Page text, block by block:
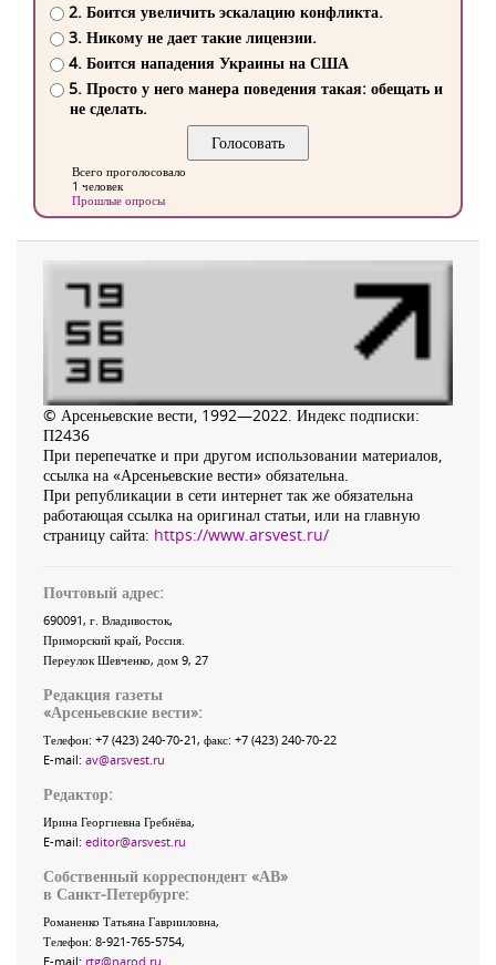
2. Боится увеличить эскалацию конфликта.
3. Никому не дает такие лицензии.
4. Боится нападения Украины на США
5. Просто у него манера поведения такая: обещать и
не сделать.
Всего проголосовало
1 человек
Прошлые опросы
© Арсеньевские вести, 1992—2022. Индекс подписки:
П2436
При перепечатке и при другом использовании материалов,
ссылка на «Арсеньевские вести» обязательна.
При републикации в сети интернет так же обязательна
работающая ссылка на оригинал статьи, или на главную
страницу сайта: https://www.arsvest.ru/
Почтовый адрес:
690091, г. Владивосток,
Приморский край, Россия
Переулок Шевченко, дом 9, 27
Редакция газеты
«Арсеньевские вести»:
Телефон: +7 (423) 240-70-21, факс: +7 (423) 240-70-22
E-mail: av@arsvest.ru
Редактор:
Ирина Георгиевна Гребнёва,
E-mail: editor@arsvest.ru
Собственный корреспондент «АВ»
в Санкт-Петербурге:
Романенко Татьяна Гаврииловна,
Телефон: 8-921-765-5754,
E-mail: rtg@narod.ru